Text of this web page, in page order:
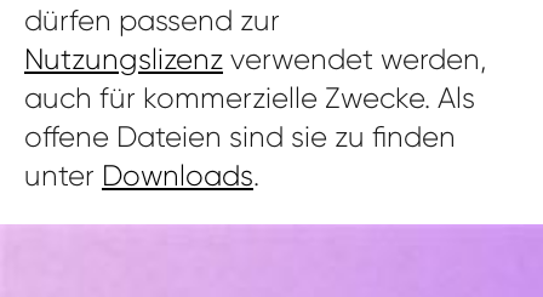
dürfen passend zur
Nutzungslizenzverwendet werden,
auch für kommerzielle Zwecke. Als
offene Dateien sind sie zu finden
unter Downloads.